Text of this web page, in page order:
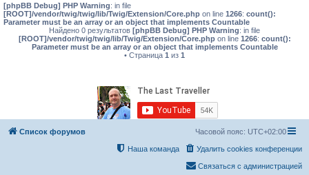
[phpBB Debug] PHP Warning: in file
[ROOT]/vendor/twig/twig/lib/Twig/Extension/Core.php on line 1266: count():
Parameter must be an array or an object that implements Countable
Найдено 0 результатов [phpBB Debug] PHP Warning: in file
[ROOT]/vendor/twig/twig/lib/Twig/Extension/Core.phpon line 1266: count():
Parameter must be an array or an object that implements Countable
• Страница 1 из 1
Список форумов Часовой пояс: UTC+02:00
Удалить cookies конференции
Наша команда
Связаться с администрацией